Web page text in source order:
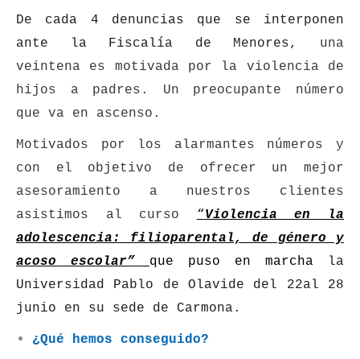
De cada 4 denuncias que se interponen
ante la Fiscalía de Menores, una
veintena es motivada por la violencia de
hijos a padres. Un preocupante número
que va en ascenso.
Motivados por los alarmantes números y
con el objetivo de ofrecer un mejor
asesoramiento a nuestros clientes
asistimos al curso “Violencia en la
adolescencia: filioparental, de género y
acoso escolar” que puso en marcha
la
Universidad Pablo de Olavide del 22al 28
junio en su sede de Carmona.
¿Qué hemos conseguido?